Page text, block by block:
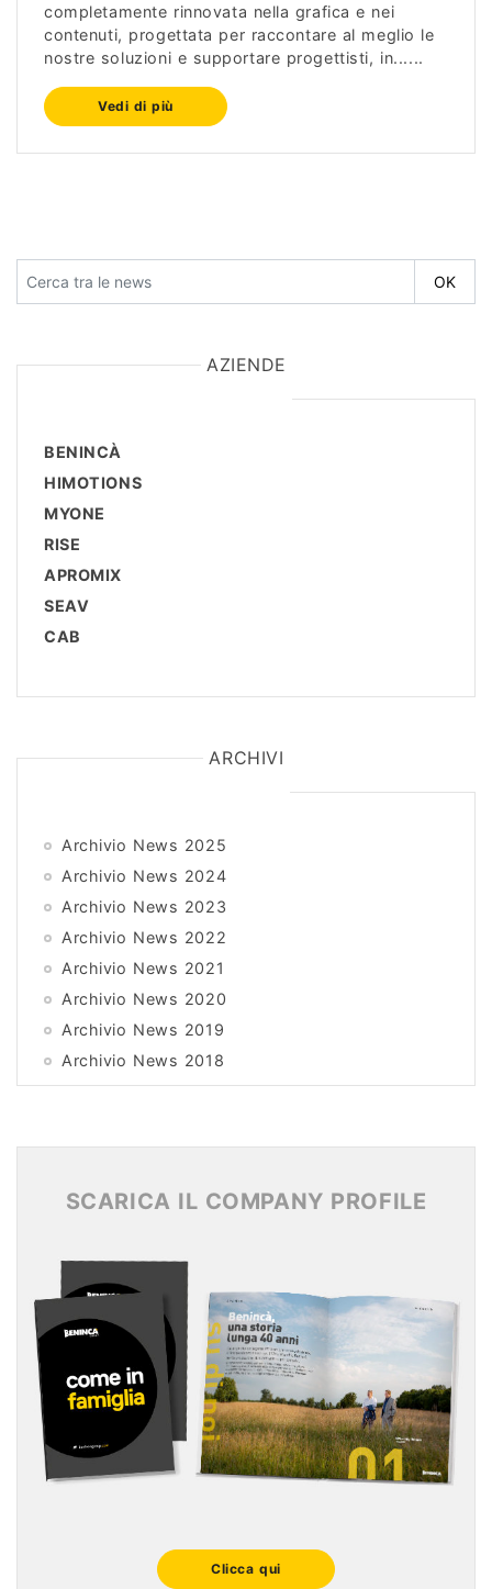
completamente rinnovata nella grafica e nei
contenuti, progettata per raccontare al meglio le
nostre soluzioni e supportare progettisti, in......
Vedi di più
AZIENDE
BENINCÀ
HIMOTIONS
MYONE
RISE
APROMIX
SEAV
CAB
ARCHIVI
Archivio News 2025
Archivio News 2024
Archivio News 2023
Archivio News 2022
Archivio News 2021
Archivio News 2020
Archivio News 2019
Archivio News 2018
Archivio News 2017
SCARICA IL COMPANY PROFILE
Clicca qui